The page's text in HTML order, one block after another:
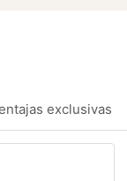
exclusivas